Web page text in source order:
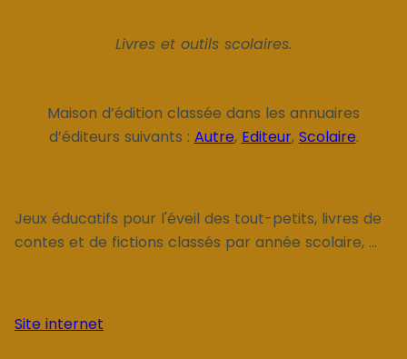
Livres et outils scolaires.
Maison d’édition classée dans les annuaires
d’éditeurs suivants : Autre, Editeur, Scolaire.
Jeux éducatifs pour l'éveil des tout-petits, livres de
contes et de fictions classés par année scolaire, ...
Site internet